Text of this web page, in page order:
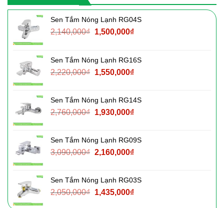
Sen Tắm Nóng Lạnh RG04S
2,140,000₫ Giá
2,140,000₫.
1,500,000₫Giá
là:
1,500,000₫.
Sen Tắm Nóng Lạnh RG16S
2,220,000₫ Giá
2,220,000₫.
1,550,000₫Giá
là:
1,550,000₫.
Sen Tắm Nóng Lạnh RG14S
2,760,000₫ Giá
2,760,000₫.
1,930,000₫Giá
là:
1,930,000₫.
Sen Tắm Nóng Lạnh RG09S
3,090,000₫ Giá
3,090,000₫.
2,160,000₫Giá
là:
2,160,000₫.
Sen Tắm Nóng Lạnh RG03S
2,050,000₫ Giá
1,435,000₫Giá